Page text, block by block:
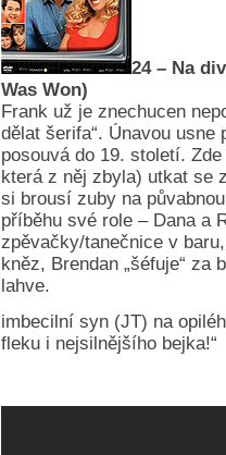
24 – Na
Was Won)
Frank už je znechucen
dělat šerifa“. Únavou
posouvá do 19. století.
která z něj zbyla) utkat se
si brousí zuby na
příběhu své role – Dana a
zpěvačky/tanečnice v
kněz, Brendan „šéfuje“
lahve.
imbecilní syn (JT) na
fleku i nejsilnějšího bejka!“